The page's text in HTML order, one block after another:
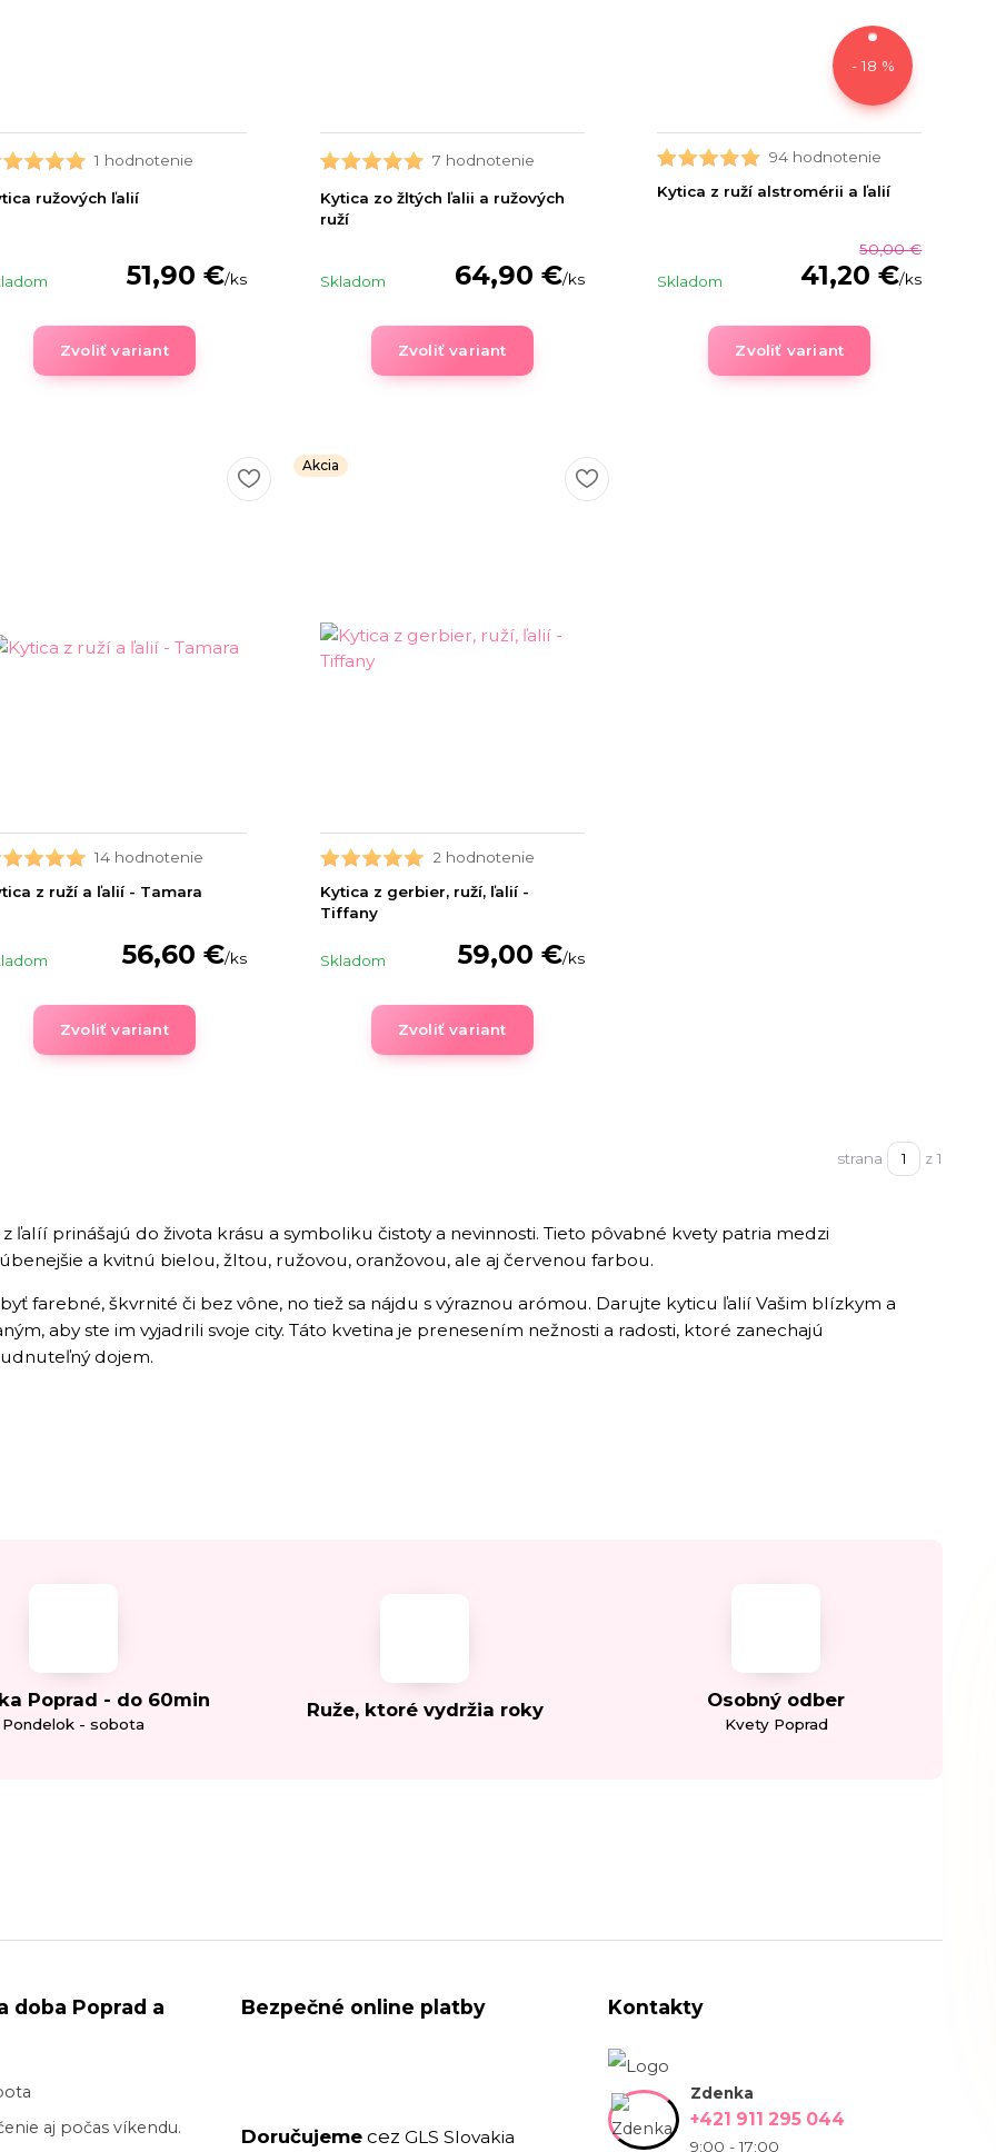
1 hodnotenie
ružových ľalií
51,90 €/ks
Zvoliť variant
7 hodnotenie
Kytica zo žltých ľalii a ružových
ruží
64,90 €/ks
Skladom
Zvoliť variant
- 18 %
94 hodnotenie
Kytica z ruží alstromérii a ľalií
50,00 €
41,20 €/ks
Skladom
Zvoliť variant
14 hodnotenie
z ruží a ľalií - Tamara
56,60 €/ks
Zvoliť variant
Akcia
2 hodnotenie
Kytica z gerbier, ruží, ľalií -
Tiffany
59,00 €/ks
Skladom
Zvoliť variant
strana z 1
ľalíí prinášajú do života krásu a symboliku čistoty a nevinnosti. Tieto pôvabné kvety patria medzi
a kvitnú bielou, žltou, ružovou, oranžovou, ale aj červenou farbou.
farebné, škvrnité či bez vône, no tiež sa nájdu s výraznou arómou. Darujte kyticu ľalií Vašim blízkym a
aby ste im vyjadrili svoje city. Táto kvetina je prenesením nežnosti a radosti, ktoré zanechajú
dojem.
Poprad - do 60min
Pondelok - sobota
Ruže, ktoré vydržia roky Osobný odber
Kvety Poprad
doba Poprad a
aj počas víkendu.
Bezpečné online platby
Doručujeme cezGLS Slovakia
Kontakty
Zdenka
+421 911 295 044
9:00 - 17:00